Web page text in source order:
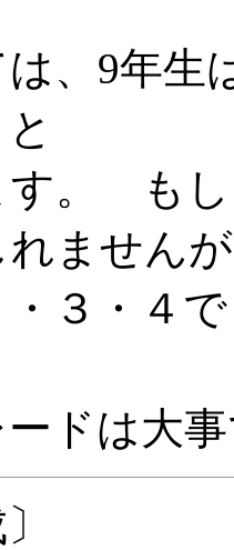
、9年生
す。 も
れません
３・４
ドは大